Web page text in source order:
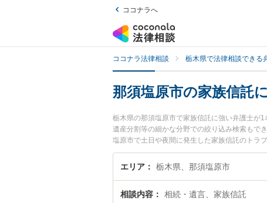
ココナラへ
ココナラ法律相談 栃木県で法律相談できる
那須塩原市の家族信託
栃木県の那須塩原市で家族信託に強い弁護士が
遺産分割等の細かな分野での絞り込み検索もで
塩原市で土日や夜間に発生した家族信託のトラ
託を法律相談できる那須塩原市内の弁護士に相
エリア 栃木県、那須塩原市
相談内容 相続・遺言、家族信託